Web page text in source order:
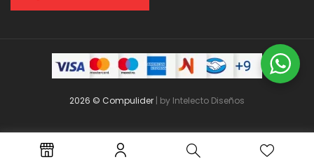
2026 © Compulider | by Intelecto Diseños